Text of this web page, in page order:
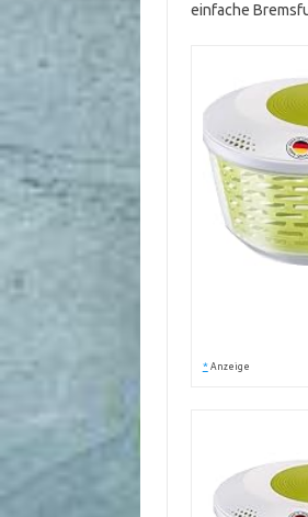
einfache
* Anzeige